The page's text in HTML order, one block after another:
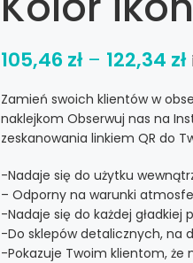
105,46 zł – 122,34 zł
Zamień swoich klientów w
naklejkom Obserwuj nas na
zeskanowania linkiem QR do
-Nadaje się do użytku
– Odporny na warunki
-Nadaje się do każdej gładkiej
-Do sklepów detalicznych, na
-Pokazuje Twoim klientom, że